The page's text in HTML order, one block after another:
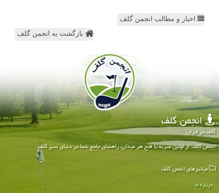
اخبار و مطالب انجمن گلف
بازگشت به انجمن گلف
انجمن گلف
گلف در ایران
انجمن گلف: از اولین ضربه تا فتح هر میدان، راهنمای جامع شما در دنیای سبز گلف
میانبرهای انجمن گلف
درباره ما